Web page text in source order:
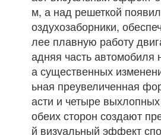
м, а над решеткой
оздухозаборники,
лее плавную работу
адняя часть автомобиля
а существенных
ьная преувеличенная
асти и четыре выхлопных
обеих сторон создают
й визуальный эффект